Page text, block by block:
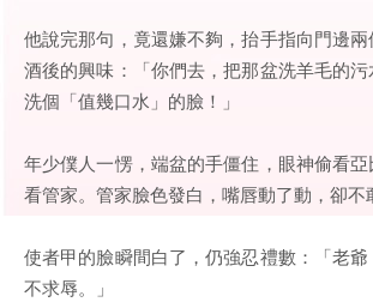
他說完那句，竟還嫌不夠，抬手指向門邊
酒後的興味：「你們去，把那盆洗羊毛的
洗個「值幾口水」的臉！」
年少僕人一愣，端盆的手僵住，眼神偷看
看管家。管家臉色發白，嘴唇動了動，卻不
使者甲的臉瞬間白了，仍強忍禮數：「老爺
不求辱。」